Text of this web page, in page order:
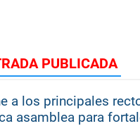
PUBLICADA
a los principales
asamblea para